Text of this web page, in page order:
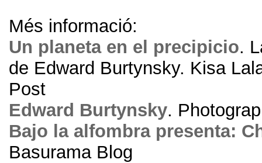
Més informació:
Un planeta en el precipicio.
de Edward Burtynsky. Kisa
Post
Edward Burtynsky.
Bajo la alfombra presenta:
Basurama Blog